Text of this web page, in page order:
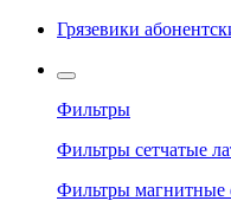
Грязевики
Фильтры
Фильтры сетчатые
Фильтры